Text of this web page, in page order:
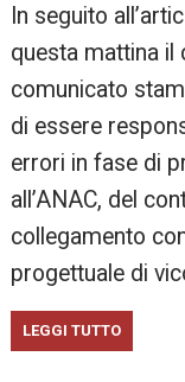
In seguito
questa mattina il
comunicato
di essere
errori in fase di
all’ANAC, del
collegamento
progettuale di
LEGGI TUTTO